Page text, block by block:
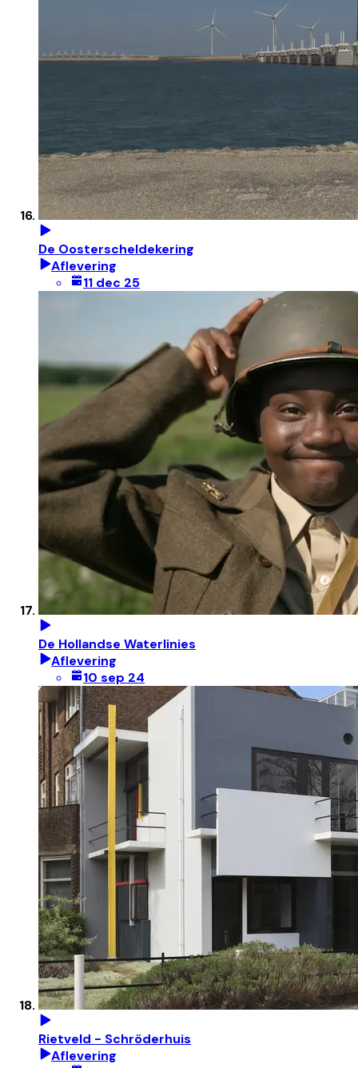
De Oosterscheldekering
Aflevering
11 dec 25
De Hollandse Waterlinies
Aflevering
10 sep 24
Rietveld - Schröderhuis
Aflevering